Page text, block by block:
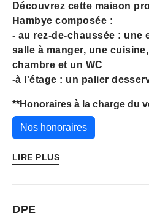
Découvrez cette maison
Hambye composée :
- au rez-de-chaussée : une
salle à manger, une
chambre et un WC
-à l'étage : un palier
- Grenier au-dessus et un
À l'extérieur, vous
dépendances autour de la
la classe climatique (chiffre
**Honoraires à la charge du
Nos honoraires
LIRE PLUS
DPE